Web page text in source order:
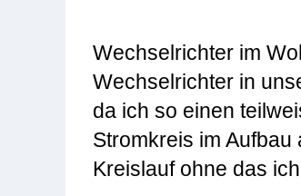
Wechselrichter im
Wechselrichter in
da ich so einen
Stromkreis im
Kreislauf ohne das